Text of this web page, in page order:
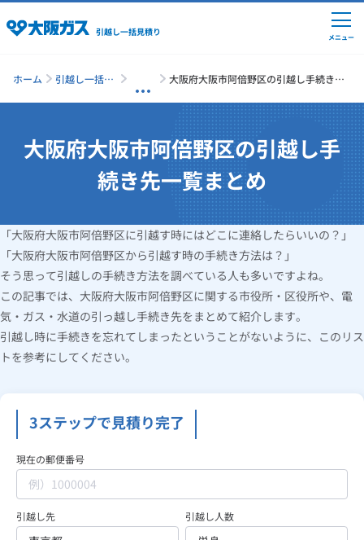
引越し一括見積り
引越しの準備
引越し費用の相場
単身の引越し
引越し業者ランキング
引越し見積りシミュレーション
見積り依頼
Daigasコラム
総合TOP 業務用・産業用のお客さま 企業情報
プライバシーポリシー
メニュー
ホーム
引越し一括見
大阪府大阪市阿倍野区の引越し手続き先
大阪府大阪市阿倍野区の引越し手
続き先一覧まとめ
「大阪府大阪市阿倍野区に引越す時にはどこに連絡したらいいの？」
「大阪府大阪市阿倍野区から引越す時の手続き方法は？」
そう思って引越しの手続き方法を調べている人も多いですよね。
この記事では、大阪府大阪市阿倍野区に関する市役所・区役所や、電
気・ガス・水道の引っ越し手続き先をまとめて紹介します。
引越し時に手続きを忘れてしまったということがないように、このリス
トを参考にしてください。
3ステップで見積り完了
現在の郵便番号
引越し先 引越し人数